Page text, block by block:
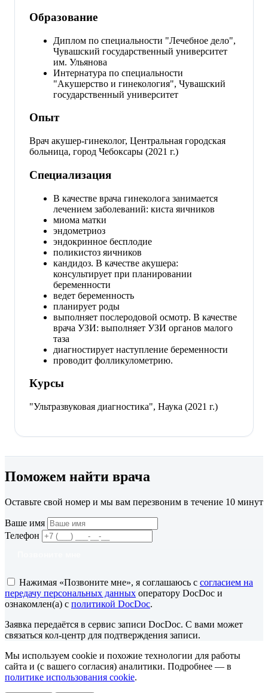
Образование
Диплом по специальности "Лечебное дело",
Чувашский государственный университет
им. Ульянова
Интернатура по специальности
"Акушерство и гинекология", Чувашский
государственный университет
Опыт
Врач акушер-гинеколог, Центральная городская
больница, город Чебоксары (2021 г.)
Специализация
В качестве врача гинеколога занимается
лечением заболеваний: киста яичников
миома матки
эндометриоз
эндокринное бесплодие
поликистоз яичников
кандидоз. В качестве акушера:
консультирует при планировании
беременности
ведет беременность
планирует роды
выполняет послеродовой осмотр. В качестве
врача УЗИ: выполняет УЗИ органов малого
таза
диагностирует наступление беременности
проводит фолликулометрию.
Курсы
"Ультразвуковая диагностика", Наука (2021 г.)
Поможем найти врача
Оставьте свой номер и мы вам перезвоним в течение 10 минут
Ваше имя
Телефон
Нажимая «Позвоните мне», я соглашаюсь с согласием на
передачу персональных данных оператору DocDoc и
ознакомлен(а) с политикой DocDoc.
Заявка передаётся в сервис записи DocDoc. С вами может
связаться кол-центр для подтверждения записи.
Мы используем cookie и похожие технологии для работы
сайта и (с вашего согласия) аналитики. Подробнее — в
политике использования cookie.